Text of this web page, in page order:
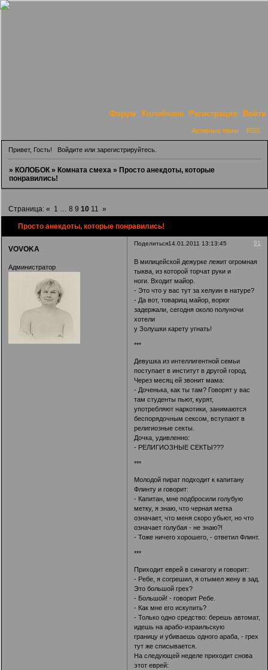
Форум Колобчане Регистрация Войти
Активные темы RSS
Привет, Гость! Войдитеили зарегистрируйтесь.
»КОЛОБОК »Комната смеха »Просто анекдоты, которые
понравились!
Просто анекдоты, которые понравились!
Страница:« 1 … 8 9 10 11 »
Поделиться 91
14.01.2011 13:13:45
VOVOKA
Администратор
В милицейской дежурке лежит огромная
тыква, из которой торчат руки и
ноги. Входит майор.
- Это что у вас тут за хелуин в натуре?
- Да вот, товарищ майор, ворюг
задержали, сегодня около полуночи
хотели
у Золушки карету угнать!
***
Девушка из интеллигентной семьи
поступает в институт в другой город.
Через месяц ей звонит мама:
- Доченька, как ты там? Говорят у вас
там студенты пьют, курят,
употребляют наркотики, занимаются
беспорядочным сексом, вступают в
религиозные секты.
Дочка, удивленно:
- РЕЛИГИОЗНЫЕ СЕКТЫ???
***
Молодой пират подходит к капитану
Флинту и говорит:
- Капитан, мне подбросили голубую
метку, я знаю, что черная метка
означает, что меня скоро убьют, но что
означает голубая - не знаю?!
- Тоже ничего хорошего, - ответил Флинт.
***
Приходит еврей в синагогу и говорит:
- Ребе, я согрешил, я отымел жену в зад.
Это большой грех?
- Большой! - говорит Ребе.
- Как мне его искупить?
- Только одно средство: берешь автомат,
идешь на арабо-израильскую
границу и убиваешь одного араба, - грех
тут же списывается.
На следующей неделе приходит снова
этот еврей: